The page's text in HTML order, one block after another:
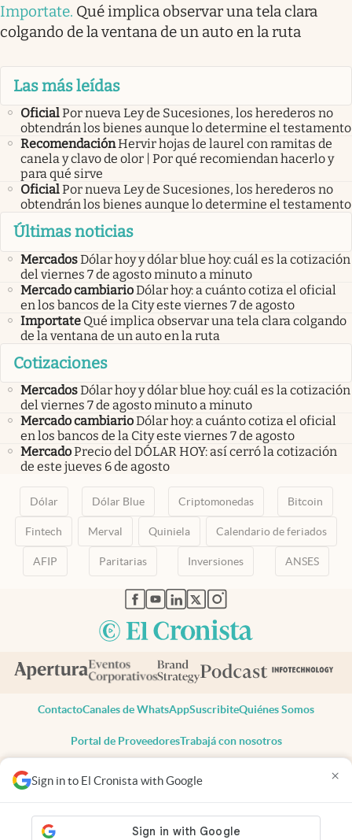
Sign in to El Cronista with Google ×
Importate. Qué implica observar una tela clara
colgando de la ventana de un auto en la ruta
Las más leídas
OficialPor nueva Ley de Sucesiones, los herederos no
obtendrán los bienes aunque lo determine el testamento
RecomendaciónHervir hojas de laurel con ramitas de
canela y clavo de olor | Por qué recomiendan hacerlo y
para qué sirve
OficialPor nueva Ley de Sucesiones, los herederos no
obtendrán los bienes aunque lo determine el testamento
Últimas noticias
MercadosDólar hoy y dólar blue hoy: cuál es la cotización
del viernes 7 de agosto minuto a minuto
Mercado cambiarioDólar hoy: a cuánto cotiza el oficial
en los bancos de la City este viernes 7 de agosto
Importate Qué implica observar una tela clara colgando
de la ventana de un auto en la ruta
Cotizaciones
MercadosDólar hoy y dólar blue hoy: cuál es la cotización
del viernes 7 de agosto minuto a minuto
Mercado cambiarioDólar hoy: a cuánto cotiza el oficial
en los bancos de la City este viernes 7 de agosto
MercadoPrecio del DÓLAR HOY: así cerró la cotización
de este jueves 6 de agosto
Dólar Dólar Blue Criptomonedas Bitcoin
Fintech Merval Quiniela Calendario de feriados
AFIP Paritarias Inversiones ANSES
abre en nueva pestaña
abre en nueva pestaña
abre en nueva pestaña
abre en nueva pestaña
abre en nueva pestaña
ContactoCanales de WhatsAppSuscribiteQuiénes Somos
Portal de ProveedoresTrabajá con nosotros
Todos los derechos reservados
Privacidad
Consentimiento